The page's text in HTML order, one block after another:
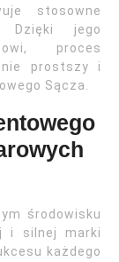
stosowne
Dzięki jego
proces
prostszy i
Sącza.
środowisku
i silnej marki
każdego